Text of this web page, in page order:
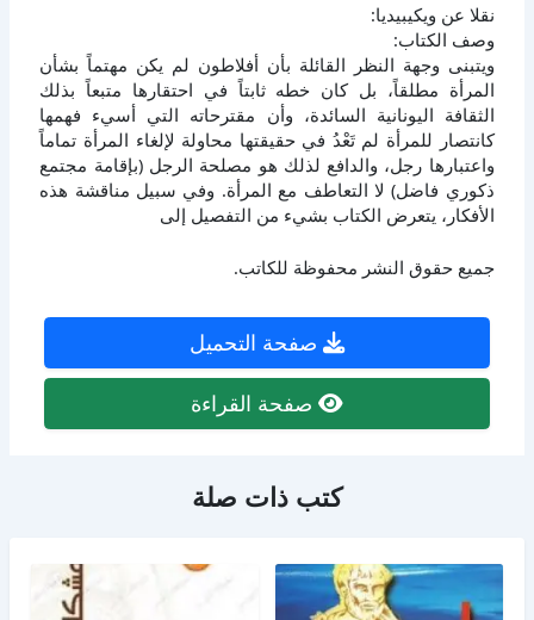
نقلا عن ويكيبيديا:
وصف الكتاب:
ويتبنى وجهة النظر القائلة بأن أفلاطون لم يكن مهتماً بشأن
المرأة مطلقاً، بل كان خطه ثابتاً في احتقارها متبعاً بذلك
الثقافة اليونانية السائدة، وأن مقترحاته التي أسيء فهمها
كانتصار للمرأة لم تَعْدُ في حقيقتها محاولة لإلغاء المرأة تماماً
واعتبارها رجل، والدافع لذلك هو مصلحة الرجل (بإقامة مجتمع
ذكوري فاضل) لا التعاطف مع المرأة. وفي سبيل مناقشة هذه
الأفكار، يتعرض الكتاب بشيء من التفصيل إلى
جميع حقوق النشر محفوظة للكاتب.
صفحة التحميل
صفحة القراءة
كتب ذات صلة